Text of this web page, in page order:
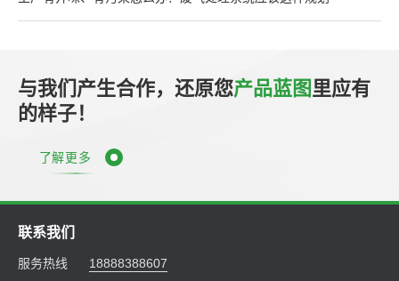
与我们产生合作，还原您产品蓝图里应有
的样子！
了解更多
联系我们
服务热线
18888388607